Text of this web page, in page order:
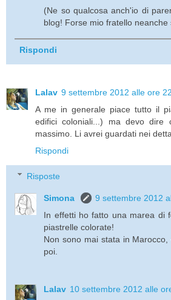
(Ne so qualcosa anch'io di
blog! Forse mio fratello
Rispondi
Lalav 9 settembre 2012 alle ore
A me in generale piace tutto il
edifici coloniali...) ma devo dire
massimo. Li avrei guardati nei
Rispondi
Risposte
Simona
9 settembre 2012
In effetti ho fatto una marea di
piastrelle colorate!
Non sono mai stata in
poi.
Lalav 10 settembre 2012 alle